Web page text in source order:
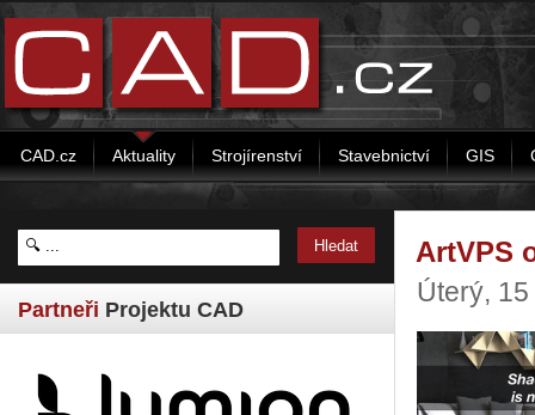
CAD.cz Aktuality Strojírenství Stavebnictví GIS
Partneři Projektu CAD
ArtVPS
Úterý,